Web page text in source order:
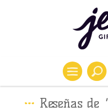
Reseñas de